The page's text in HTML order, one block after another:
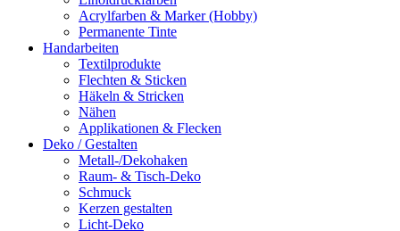
Acrylfarben & Marker (Hobby)
Permanente Tinte
Handarbeiten
Textilprodukte
Flechten & Sticken
Häkeln & Stricken
Nähen
Applikationen & Flecken
Deko / Gestalten
Metall-/Dekohaken
Raum- & Tisch-Deko
Schmuck
Kerzen gestalten
Licht-Deko